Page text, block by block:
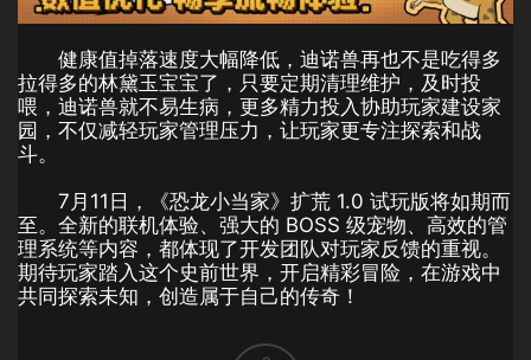
健康值掉落速度大幅降低，迪诺兽再也不是吃得多
拉得多的林黛玉宝宝了，只要定期清理维护，及时投
喂，迪诺兽就不易生病，更多精力投入协助玩家建设家
园，不仅减轻玩家管理压力，让玩家更专注探索和战
斗。
7月11日，《恐龙小当家》扩荒 1.0 试玩版将如期而
至。全新的联机体验、强大的 BOSS 级宠物、高效的管
理系统等内容，都体现了开发团队对玩家反馈的重视。
期待玩家踏入这个史前世界，开启精彩冒险，在游戏中
共同探索未知，创造属于自己的传奇！